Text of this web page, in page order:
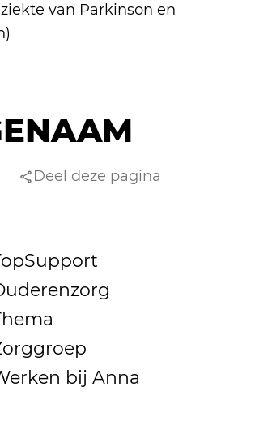
van Parkinson en
Deel deze pagina
bij Anna